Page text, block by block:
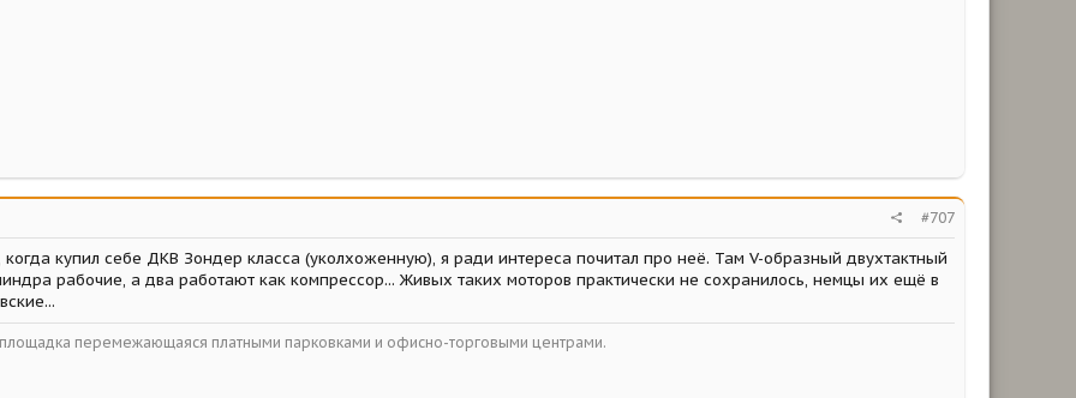
#707
купил себе ДКВ Зондер класса (уколхоженную), я ради интереса почитал про неё. Там V-образный двухтактный
рабочие, а два работают как компрессор... Живых таких моторов практически не сохранилось, немцы их ещё в
перемежающаяся платными парковками и офисно-торговыми центрами.